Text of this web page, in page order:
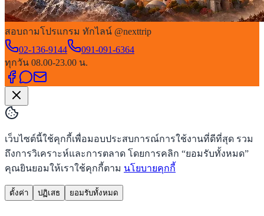
สอบถามโปรแกรม ทักไลน์ @nexttrip
02-136-9144
091-091-6364
ทุกวัน 08.00-23.00 น.
เว็บไซต์นี้ใช้คุกกี้เพื่อมอบประสบการณ์การใช้งานที่ดีที่สุด รวม
ถึงการวิเคราะห์และการตลาด โดยการคลิก “ยอมรับทั้งหมด”
คุณยินยอมให้เราใช้คุกกี้ตาม นโยบายคุกกี้
ตั้งค่า ปฏิเสธ ยอมรับทั้งหมด